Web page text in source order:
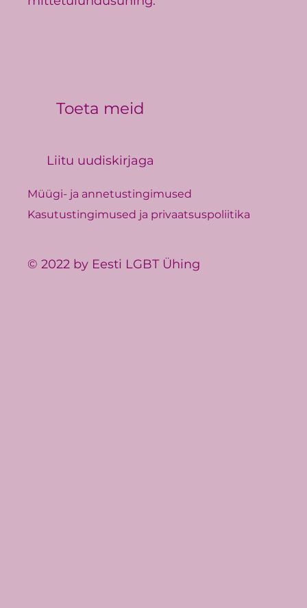
Toeta meid
Liitu uudiskirjaga
Müügi- ja annetustingimused
Kasutustingimused ja privaatsuspoliitika
© 2022 by Eesti LGBT Ühing